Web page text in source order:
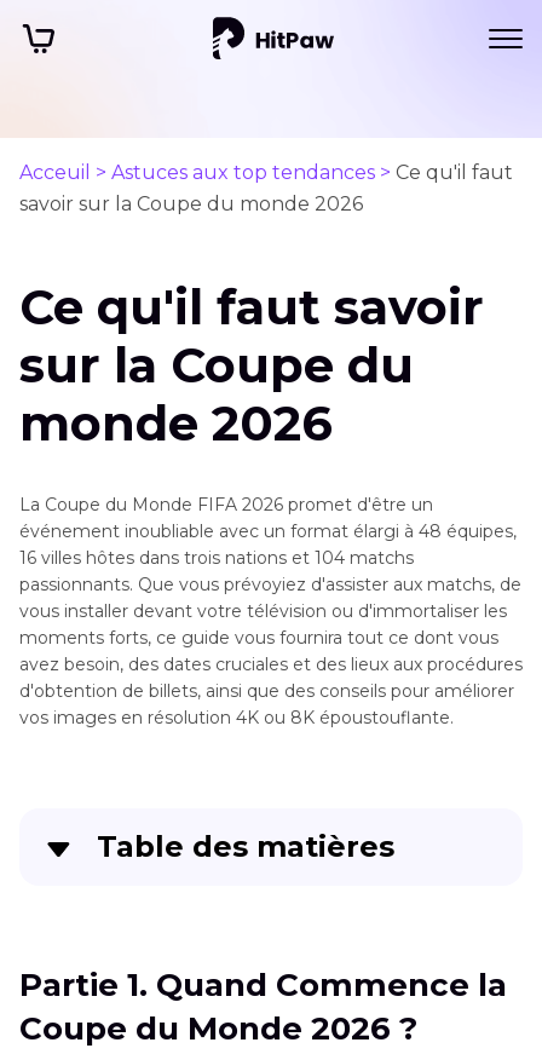
Acceuil > Astuces aux top tendances > Ce qu'il faut
savoir sur la Coupe du monde 2026
Ce qu'il faut savoir
sur la Coupe du
monde 2026
La Coupe du Monde FIFA 2026 promet d'être un
événement inoubliable avec un format élargi à 48 équipes,
16 villes hôtes dans trois nations et 104 matchs
passionnants. Que vous prévoyiez d'assister aux matchs, de
vous installer devant votre télévision ou d'immortaliser les
moments forts, ce guide vous fournira tout ce dont vous
avez besoin, des dates cruciales et des lieux aux procédures
d'obtention de billets, ainsi que des conseils pour améliorer
vos images en résolution 4K ou 8K époustouflante.
Table des matières
Partie 2. Quelles Villes Accueilleront la Coupe
du Monde 2026 ?
Partie 1. Quand Commence la
Coupe du Monde 2026 ?